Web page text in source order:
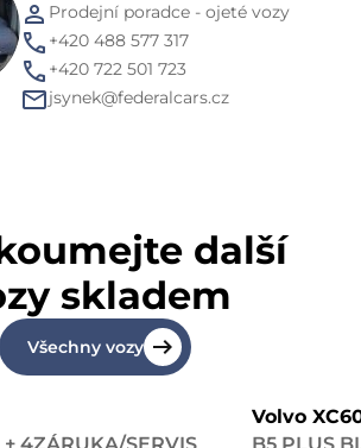
Prodejní poradce - ojeté vozy
+420 488 577 317
+420 722 501 723
jsynek@federalcars.cz
další
skladem
Všechny vozy
Volvo